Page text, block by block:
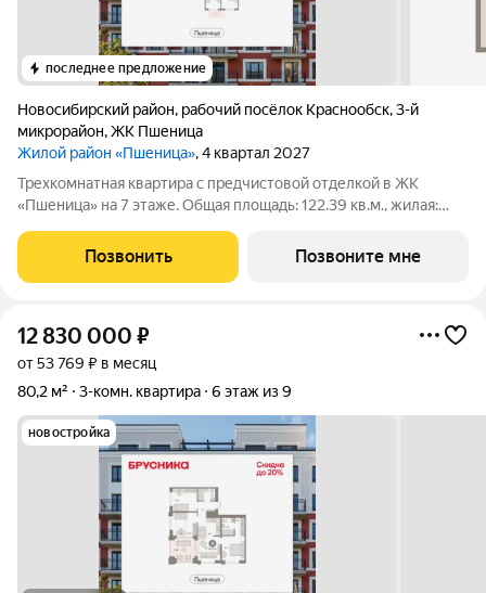
последнее предложение
Новосибирский район, рабочий посёлок Краснообск,3-й
микрорайон,ЖК Пшеница
Жилой район «Пшеница», 4 квартал 2027
Трехкомнатная квартира с предчистовой отделкой в ЖК
«Пшеница» на 7 этаже. Общая площадь: 122.39 кв.м., жилая:
Высота потолков 2.82 м. Квартира с кухней-гостиной и тремя
спальнями в жилом
Позвонить Позвоните мне
12 830 000 ₽
от 53 769 ₽ в месяц
80,2 м²
3-комн. квартира 6 этаж из 9
новостройка